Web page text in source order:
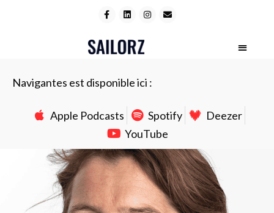
Navigantes est disponible ici :
Apple Podcasts Spotify
Deezer
YouTube